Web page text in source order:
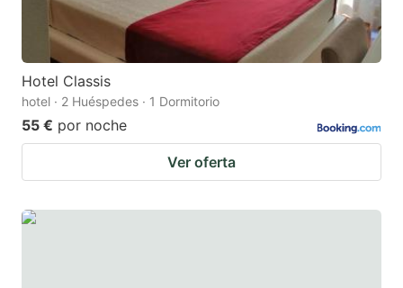
Hotel Classis
hotel · 2 Huéspedes · 1 Dormitorio
55 € por noche
Ver oferta